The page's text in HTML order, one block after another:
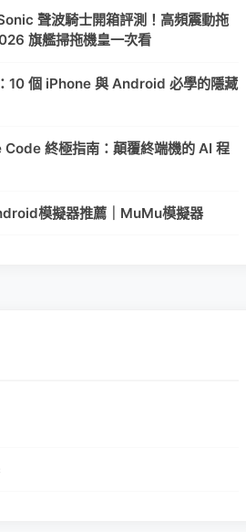
聲波騎士開箱評測！高頻震動拖
旗艦掃拖機皇一次看
10 個 iPhone 與 Android 必學的隱藏
終極指南：顛覆終端機的 AI 程
模擬器推薦｜MuMu模擬器